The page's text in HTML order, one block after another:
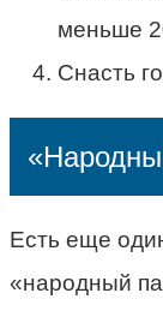
меньше
Снасть
Есть еще
«народный